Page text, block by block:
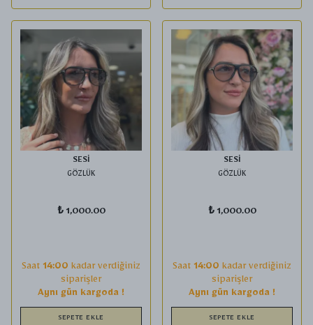
SESİ
GÖZLÜK
₺ 1,000.00
Saat 14:00 kadar verdiğiniz
siparişler
Aynı gün kargoda !
SEPETE EKLE
SESİ
GÖZLÜK
₺ 1,000.00
Saat 14:00 kadar verdiğiniz
siparişler
Aynı gün kargoda !
SEPETE EKLE